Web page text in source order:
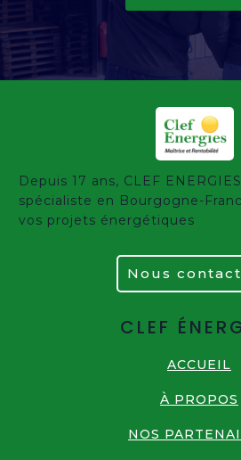
Depuis 17 ans, CLEF
spécialiste en Bourgogne-
vos projets énergétiques
Nous
CLEF
ACCUEIL
À PROPOS
NOS